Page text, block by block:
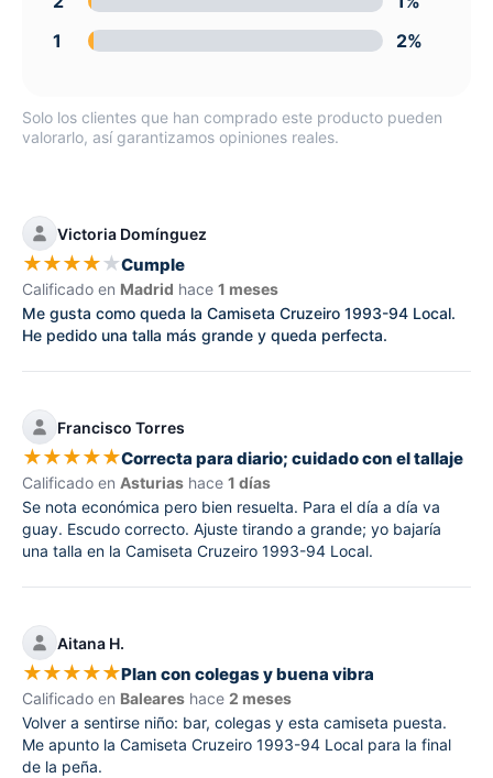
1
2%
Solo los clientes que han comprado este producto pueden
valorarlo, así garantizamos opiniones reales.
Victoria Domínguez
★★★★★Cumple
Calificado en Madrid hace 1 meses
Me gusta como queda la Camiseta Cruzeiro 1993-94 Local.
He pedido una talla más grande y queda perfecta.
Francisco Torres
★★★★★Correcta para diario; cuidado con el tallaje
Calificado en Asturias hace 1 días
Se nota económica pero bien resuelta. Para el día a día va
guay. Escudo correcto. Ajuste tirando a grande; yo bajaría
una talla en la Camiseta Cruzeiro 1993-94 Local.
Aitana H.
★★★★★Plan con colegas y buena vibra
Calificado en Baleares hace 2 meses
Volver a sentirse niño: bar, colegas y esta camiseta puesta.
Me apunto la Camiseta Cruzeiro 1993-94 Local para la final
de la peña.